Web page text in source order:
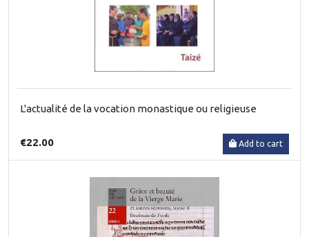
L'actualité de la vocation monastique ou religieuse
€22.00 Add to cart